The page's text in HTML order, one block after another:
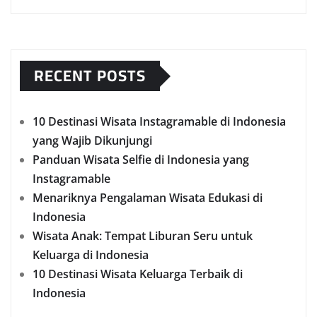
RECENT POSTS
10 Destinasi Wisata Instagramable di Indonesia
yang Wajib Dikunjungi
Panduan Wisata Selfie di Indonesia yang
Instagramable
Menariknya Pengalaman Wisata Edukasi di
Indonesia
Wisata Anak: Tempat Liburan Seru untuk
Keluarga di Indonesia
10 Destinasi Wisata Keluarga Terbaik di
Indonesia